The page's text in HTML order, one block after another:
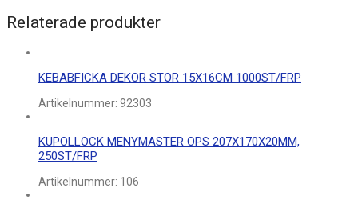
Relaterade produkter
KEBABFICKA DEKOR STOR 15X16CM 1000ST/FRP
Artikelnummer: 92303
KUPOLLOCK MENYMASTER OPS 207X170X20MM,
250ST/FRP
Artikelnummer: 106